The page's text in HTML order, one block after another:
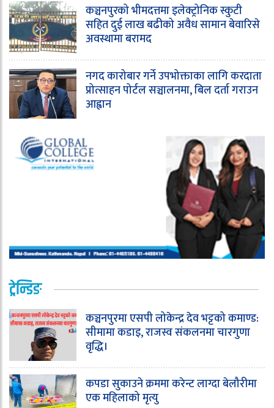
कञ्चनपुरको भीमदत्तमा इलेक्ट्रोनिक स्कुटी
सहित दुई लाख बढीको अवैध सामान बेवारिसे
अवस्थामा बरामद
नगद कारोबार गर्ने उपभोक्ताका लागि करदाता
प्रोत्साहन पोर्टल सञ्चालनमा, बिल दर्ता गराउन
आह्वान
ट्रेन्डिङ
कञ्चनपुरमा एसपी लोकेन्द्र देव भट्टको कमाण्ड:
सीमामा कडाइ, राजस्व संकलनमा चारगुणा
वृद्धि।
कपडा सुकाउने क्रममा करेन्ट लाग्दा बेलौरीमा
एक महिलाको मृत्यु